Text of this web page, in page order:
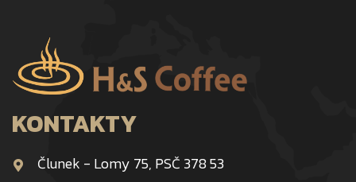
KONTAKTY
Člunek - Lomy 75, PSČ 378 53